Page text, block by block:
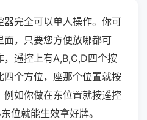
完全可以单人操作。你可
面，只要您方便放哪都可
遥控上有A,B,C,D四个按
个方位，座那个位置就按
如你做在东位置就按遥控
位就能生效拿好牌。